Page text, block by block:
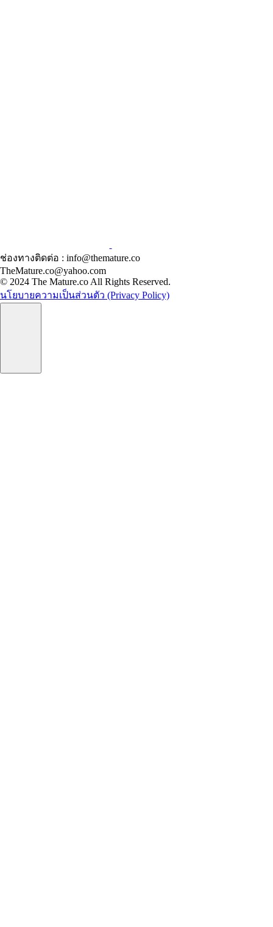
ช่องทางติดต่อ : info@themature.co
TheMature.co@yahoo.com
© 2024 The Mature.co All Rights Reserved.
นโยบายความเป็นส่วนตัว (Privacy Policy)